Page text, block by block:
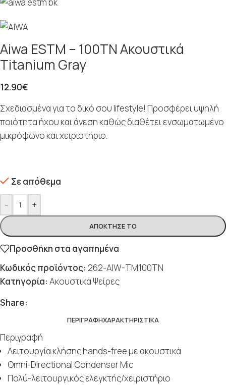
Aiwa ESTM – 100TN Ακουστικά
Titanium Gray
12.90€
Σχεδιασμένα για το δικό σου lifestyle! Προσφέρει υψηλή
ποιότητα ήχου και άνεση καθώς διαθέτει ενσωματωμένο
μικρόφωνο και χειριστήριο.
Σε απόθεμα
- +
ΑΠΌΚΤΗΣΈ ΤΟ
Προσθήκη στα αγαπημένα
Κωδικός προϊόντος: 262-AIW-TM100TN
Κατηγορία: Ακουστικά Ψείρες
Share:
ΠΕΡΙΓΡΑΦΉΧΑΡΑΚΤΗΡΙΣΤΙΚΆ
Περιγραφή
Λειτουργία κλήσης hands-free με ακουστικά
Omni-Directional Condenser Mic
Πολύ-λειτουργικός ελεγκτής/χειριστήριο